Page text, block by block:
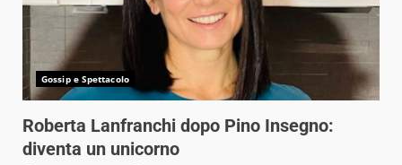
Gossip e Spettacolo
Roberta Lanfranchi dopo Pino Insegno:
diventa un unicorno